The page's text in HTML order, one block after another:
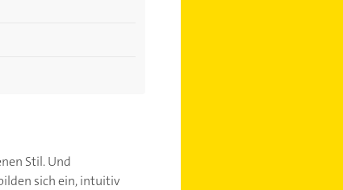
Stil. Und
sich ein, intuitiv